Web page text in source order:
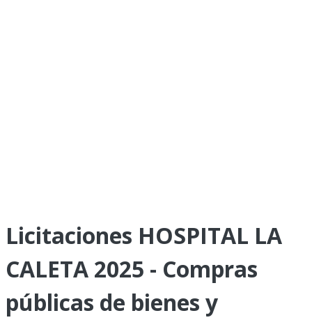
Licitaciones HOSPITAL LA
CALETA 2025 - Compras
públicas de bienes y